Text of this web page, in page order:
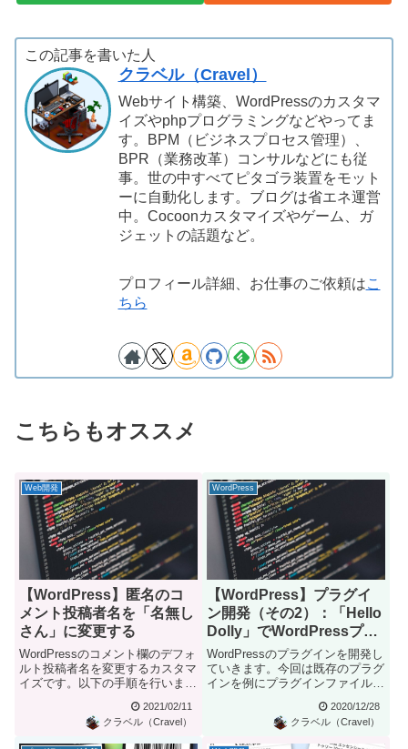
この記事を書いた人
クラベル（Cravel）
Webサイト構築、WordPressのカスタマ
イズやphpプログラミングなどやってま
す。BPM（ビジネスプロセス管理）、
BPR（業務改革）コンサルなどにも従
事。世の中すべてピタゴラ装置をモット
ーに自動化します。ブログは省エネ運営
中。Cocoonカスタマイズやゲーム、ガ
ジェットの話題など。
プロフィール詳細、お仕事のご依頼はこ
ちら
こちらもオススメ
Web開発
【WordPress】匿名のコ
メント投稿者名を「名無し
さん」に変更する
WordPressのコメント欄のデフォ
ルト投稿者名を変更するカスタマ
イズです。以下の手順を行いま
2021/02/11
クラベル（Cravel）
WordPress
【WordPress】プラグイ
ン開発（その2）：「Hello
Dolly」でWordPressプラ
グインの基本構成を確認
WordPressのプラグインを開発し
ていきます。今回は既存のプラグ
インを例にプラグインファイルの
2020/12/28
クラベル（Cravel）